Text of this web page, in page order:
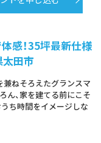
感！35坪最新仕様
田市
ねそろえたグランスマ
ん、家を建てる前にこそ
ち時間をイメージしな